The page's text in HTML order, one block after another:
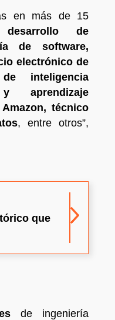
en más de 15
desarrollo de
de software,
electrónico de
inteligencia
aprendizaje
técnico
, entre otros”,
que
de ingeniería